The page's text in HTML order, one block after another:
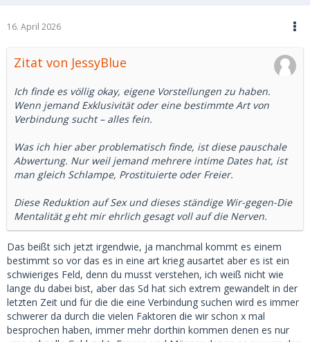
16. April 2026
Zitat von JessyBlue
Ich finde es völlig okay, eigene Vorstellungen zu haben.
Wenn jemand Exklusivität oder eine bestimmte Art von
Verbindung sucht – alles fein.
Was ich hier aber problematisch finde, ist diese pauschale
Abwertung. Nur weil jemand mehrere intime Dates hat, ist
man gleich Schlampe, Prostituierte oder Freier.
Diese Reduktion auf Sex und dieses ständige Wir-gegen-Die
Mentalitätgeht mir ehrlich gesagt voll auf die Nerven.
Das beißt sich jetzt irgendwie, ja manchmal kommt es einem
bestimmt so vor das es in eine art krieg ausartet aber es ist ein
schwieriges Feld, denn du musst verstehen, ich weiß nicht wie
lange du dabei bist, aber das Sd hat sich extrem gewandelt in der
letzten Zeit und für die die eine Verbindung suchen wird es immer
schwerer da durch die vielen Faktoren die wir schon x mal
besprochen haben, immer mehr dorthin kommen denen es nur